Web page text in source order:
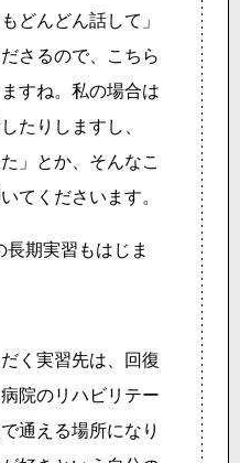
どんどん話して」
さるので、こちら
すね。私の場合は
たりしますし、
」とか、そんなこ
てくださいます。
期実習もはじま
く実習先は、回復
院のリハビリテー
通える場所になり